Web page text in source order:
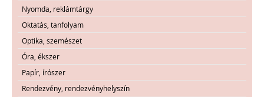
Nyomda, reklámtárgy
Oktatás, tanfolyam
Optika, szemészet
Óra, ékszer
Papír, írószer
Rendezvény, rendezvényhelyszín